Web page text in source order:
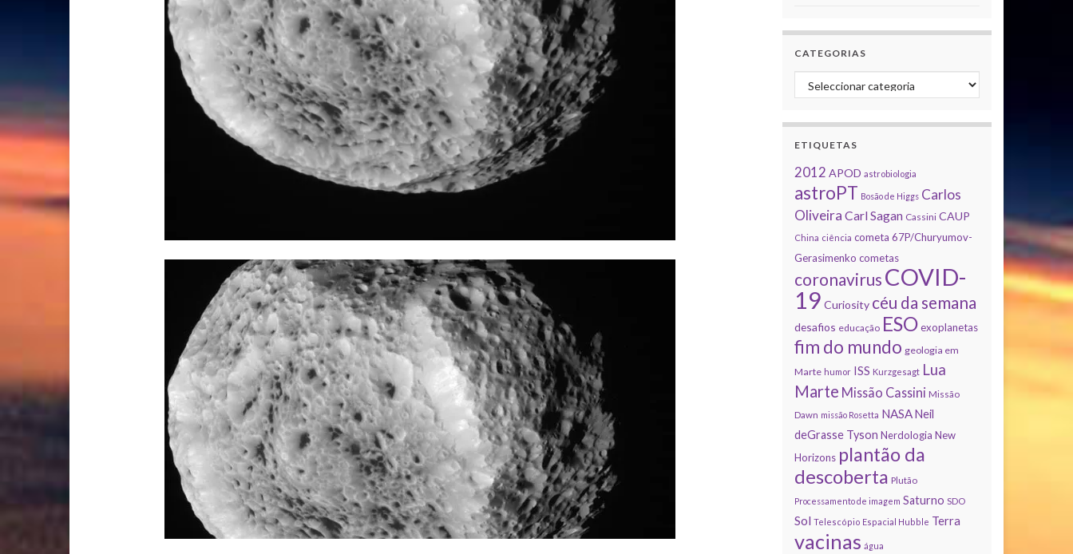
CATEGORIAS
Categorias
ETIQUETAS
2012 APOD astrobiologia
astroPT Bosão de Higgs Carlos
Oliveira Carl Sagan Cassini CAUP
China ciência cometa 67P/Churyumov-
Gerasimenko cometas
coronavirus COVID-
19 Curiosity céu da semana
desafios educação ESO exoplanetas
fim do mundo geologia em
Marte humor ISS Kurzgesagt Lua
Marte Missão Cassini Missão
Dawn missão Rosetta NASA Neil
deGrasse Tyson Nerdologia New
Horizons plantão da
descoberta Plutão
Processamento de imagem Saturno SDO
Sol Telescópio Espacial Hubble Terra
vacinas água